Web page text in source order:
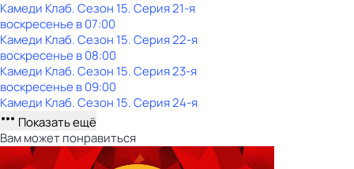
Камеди Клаб. Сезон 15. Серия 21-я
воскресенье в07:00
Камеди Клаб. Сезон 15. Серия 22-я
воскресенье в08:00
Камеди Клаб. Сезон 15. Серия 23-я
воскресенье в09:00
Камеди Клаб. Сезон 15. Серия 24-я
Показать ещё
Вам может понравиться